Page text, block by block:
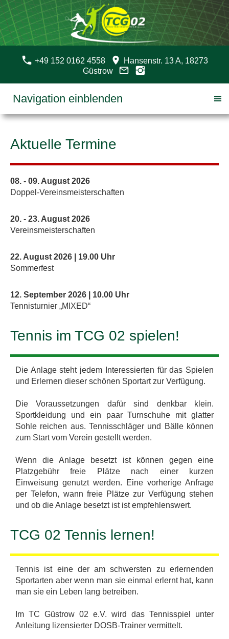
+49 152 0162 4558
Hansenstr. 13 A, 18273
Güstrow
Navigation einblenden
Aktuelle Termine
08. - 09. August 2026
Doppel-Vereinsmeisterschaften
20. - 23. August 2026
Vereinsmeisterschaften
22. August 2026 | 19.00 Uhr
Sommerfest
12. September 2026 | 10.00 Uhr
Tennisturnier „MIXED“
Tennis im TCG 02 spielen!
Die Anlage steht jedem Interessierten für das Spielen
und Erlernen dieser schönen Sportart zur Verfügung.
Die Voraussetzungen dafür sind denkbar klein.
Sportkleidung und ein paar Turnschuhe mit glatter
Sohle reichen aus. Tennisschläger und Bälle können
zum Start vom Verein gestellt werden.
Wenn die Anlage besetzt ist können gegen eine
Platzgebühr freie Plätze nach einer kurzen
Einweisung genutzt werden. Eine vorherige Anfrage
per Telefon, wann freie Plätze zur Verfügung stehen
und ob die Anlage besetzt ist ist empfehlenswert.
TCG 02 Tennis lernen!
Tennis ist eine der am schwersten zu erlernenden
Sportarten aber wenn man sie einmal erlernt hat, kann
man sie ein Leben lang betreiben.
Im TC Güstrow 02 e.V. wird das Tennisspiel unter
Anleitung lizensierter DOSB-Trainer vermittelt.